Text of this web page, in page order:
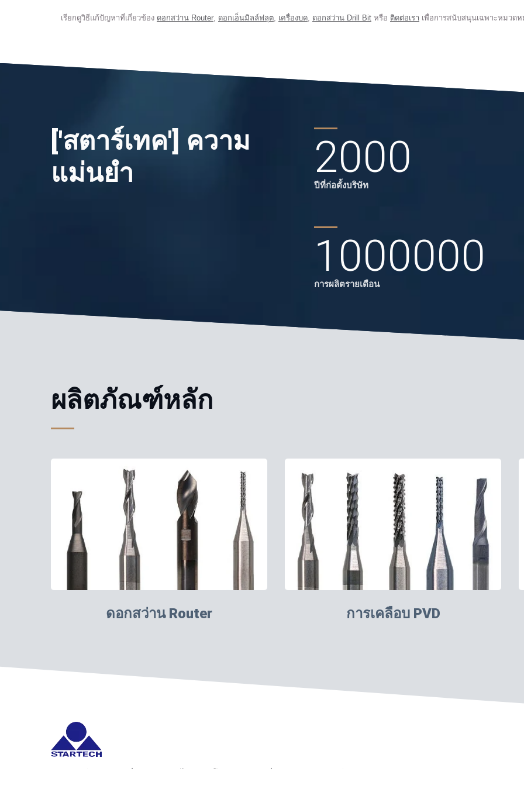
เรียกดูวิธีแก้ปัญหาที่เกี่ยวข้อง ดอกสว่าน Router ดอกเอ็นมิลล์ฟลุต เครื่องบด ดอกสว่าน Drill Bit หรือ ติดต่อเรา เพื่อการสนับสนุนเฉพาะหมวดห
['สตาร์เทค'] ความ
แม่นยำ
2000
ปีที่ก่อตั้งบริษัท
1000000
การผลิตรายเดือน
ผลิตภัณฑ์หลัก
ดอกสว่าน Router การเคลือบ PVD